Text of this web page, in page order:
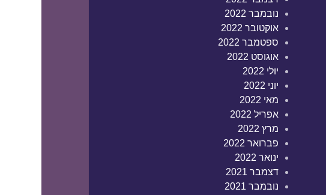
נובמבר 2022
אוקטובר 2022
ספטמבר 2022
אוגוסט 2022
יולי 2022
יוני 2022
מאי 2022
אפריל 2022
מרץ 2022
פברואר 2022
ינואר 2022
דצמבר 2021
נובמבר 2021